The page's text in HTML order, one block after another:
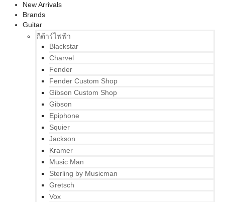
New Arrivals
Brands
Guitar
กีต้าร์ไฟฟ้า
Blackstar
Charvel
Fender
Fender Custom Shop
Gibson Custom Shop
Gibson
Epiphone
Squier
Jackson
Kramer
Music Man
Sterling by Musicman
Gretsch
Vox